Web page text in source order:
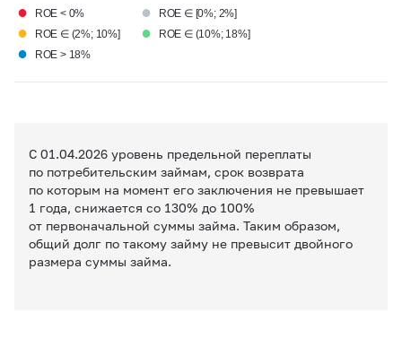
● ROE < 0% ● ROE ∈ [0%; 2%]
● ROE ∈ (2%; 10%] ● ROE ∈ (10%; 18%]
● ROE > 18%
С 01.04.2026 уровень предельной переплаты
по потребительским займам, срок возврата
по которым на момент его заключения не превышает
1 года, снижается со 130% до 100%
от первоначальной суммы займа. Таким образом,
общий долг по такому займу не превысит двойного
размера суммы займа.